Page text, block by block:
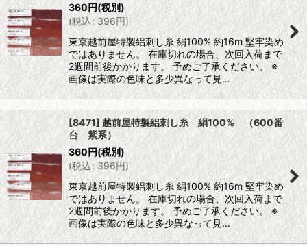
360円(税別)
(税込: 396円)
東京越前屋特製絽刺し糸 絹100% 約16m 堅牢染め
ではありません。 在庫切れの場合、次回入荷まで
2週間前後かかります。 予めご了承ください。 ※
画像は実際の色味と多少異なって見…
[8471] 越前屋特製絽刺し糸 絹100% （600番
台 紫系）
360円(税別)
(税込: 396円)
東京越前屋特製絽刺し糸 絹100% 約16m 堅牢染め
ではありません。 在庫切れの場合、次回入荷まで
2週間前後かかります。 予めご了承ください。 ※
画像は実際の色味と多少異なって見…